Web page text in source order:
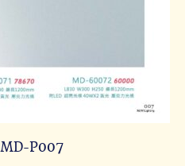
MD-P007